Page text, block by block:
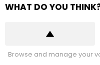
WHAT DO YOU
Browse and manage your